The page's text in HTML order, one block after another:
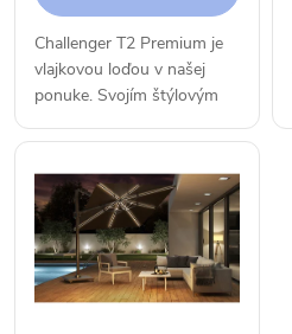
o
d
u
k
o
d
u
k
Challenger T2 Premium je
vlajkovou loďou v našej
ponuke. Svojím štýlovým
predovšetkým vaše
pohodlie.